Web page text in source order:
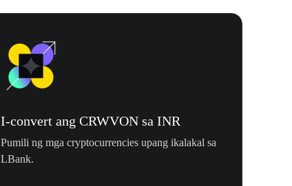
I-convert ang CRWVON sa INR
Pumili ng mga cryptocurrencies upang ikalakal sa
LBank.